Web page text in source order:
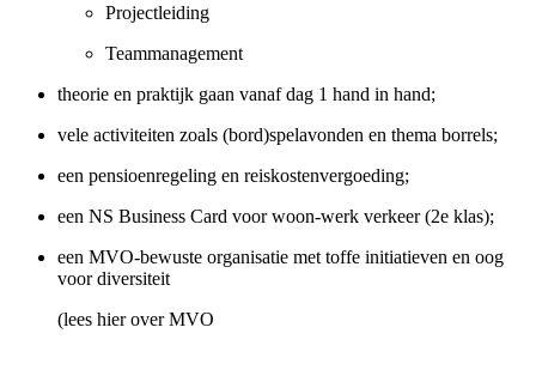
Projectleiding
Teammanagement
theorie en praktijk gaan vanaf dag 1 hand in hand;
vele activiteiten zoals (bord)spelavonden en thema borrels;
een pensioenregeling en reiskostenvergoeding;
een NS Business Card voor woon-werk verkeer (2e klas);
een MVO-bewuste organisatie met toffe initiatieven en oog
voor diversiteit
(lees hier over MVO